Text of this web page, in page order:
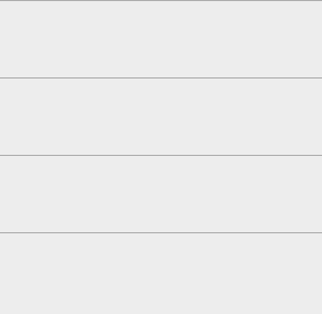
Ihre PedalBox auch für das neue Modell